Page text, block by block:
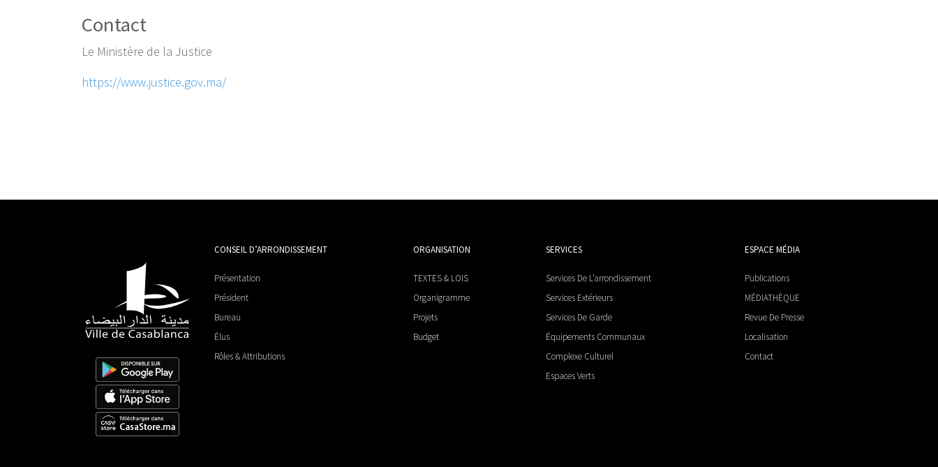
Contact
Le Ministère de la Justice
https://www.justice.gov.ma/
CONSEIL D’ARRONDISSEMENT
Présentation
Président
Bureau
Élus
Rôles & Attributions
ORGANISATION
TEXTES & LOIS
Organigramme
Projets
Budget
SERVICES
Services De L’arrondissement
Services Extérieurs
Services De Garde
Équipements Communaux
Complexe Culturel
Espaces Verts
ESPACE MÉDIA
Publications
MÉDIATHÈQUE
Revue De Presse
Localisation
Contact